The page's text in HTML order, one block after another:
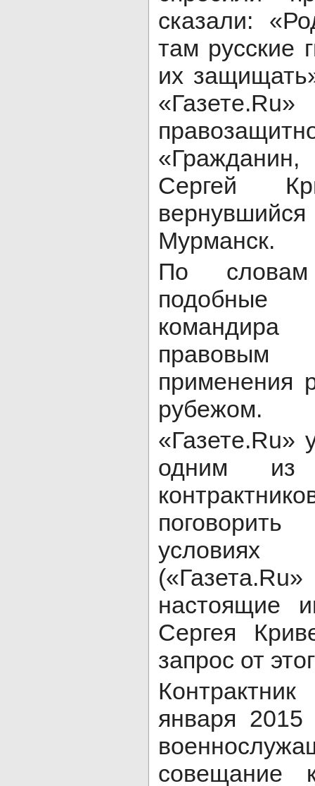
сказали:
там русские
их
Сергей
Мурманск.
По словам
правовым
применения
рубежом.
«Газете.Ru»
одним из
настоящие
Сергея
запрос от
января
совещание